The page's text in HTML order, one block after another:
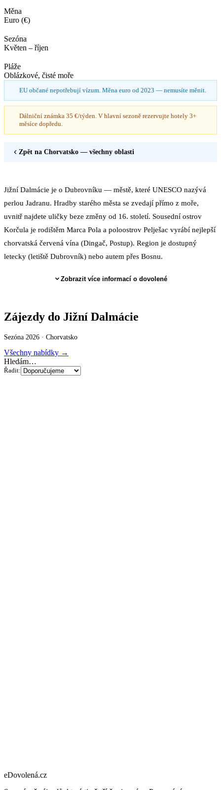
Měna
Euro (€)
Sezóna
Květen – říjen
Pláže
Oblázkové, čisté moře
EU občané nepotřebují vízum. Měna euro od 2023 — nemusíte měnit.
Dálniční známka 35 €/týden. V hlavní sezoně rezervujte hotely 3+
měsíce dopředu.
Zpět na Chorvatsko — všechny oblasti
Jižní Dalmácie je o Dubrovníku — městě, které UNESCO nazývá
perlou Jadranu. Hradby starého města se zvedají přímo z moře,
uvnitř najdete uličky beze změny od 16. století. Sousední ostrov
Korčula je rodištěm Marca Pola a poloostrov Pelješac vyrábí nejlepší
chorvatská červená vína (Dingač, Postup). Region je dostupný
letecky (letiště Dubrovník) nebo autem přes Bosnu.
Zobrazit více informací o dovolené
Zájezdy do Jižní Dalmácie
Sezóna 2026 · Chorvatsko
Všechny nabídky →
Hledám…
Řadit:
eDovolená.cz